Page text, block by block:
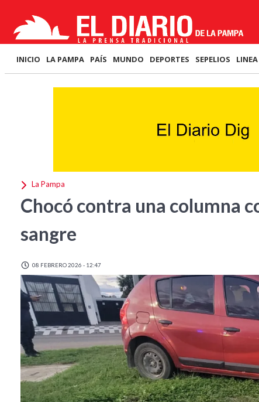
INICIO LA PAMPA PAÍS MUNDO DEPORTES SEPELIOS
La Pampa
Chocó contra una columna
sangre
08 FEBRERO 2026 - 12:47